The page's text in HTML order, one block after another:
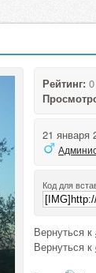
Рейтинг:0
21 января
Код для
Вернуться к
Вернуться к